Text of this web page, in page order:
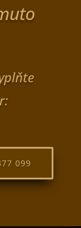
099